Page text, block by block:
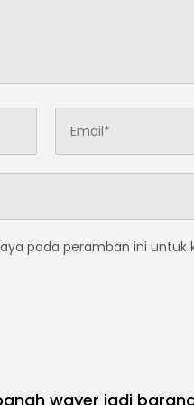
pada peramban ini untuk
wayer jadi